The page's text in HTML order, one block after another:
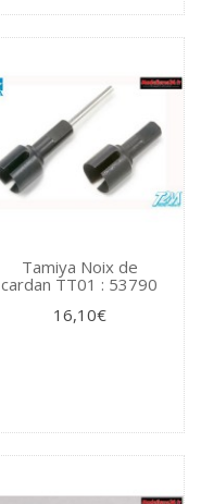
Tamiya Noix de
cardan TT01 : 53790
16,10€